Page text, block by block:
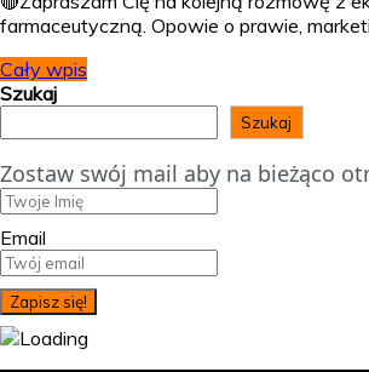
farmaceutyczną. Opowie o prawie,
Cały wpis
Szukaj
Szukaj
Zostaw swój mail aby na bieżąco
Email